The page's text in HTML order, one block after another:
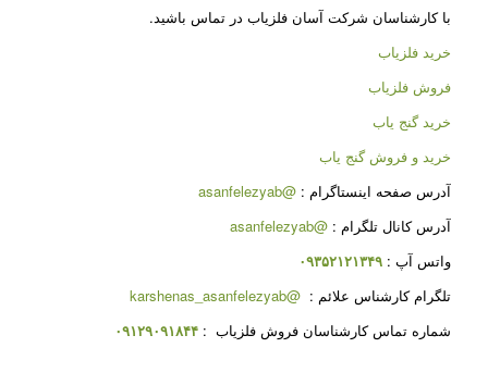
با کارشناسان شرکت آسان فلزیاب در تماس باشید.
خرید فلزیاب
فروش فلزیاب
خرید گنج یاب
خرید و فروش گنج یاب
آدرس صفحه اینستاگرام : @asanfelezyab
آدرس کانال تلگرام : @asanfelezyab
واتس آپ : ۰۹۳۵۲۱۲۱۳۴۹
تلگرام کارشناس علائم : @karshenas_asanfelezyab
شماره تماس کارشناسان فروش فلزیاب : ۰۹۱۲۹۰۹۱۸۴۴